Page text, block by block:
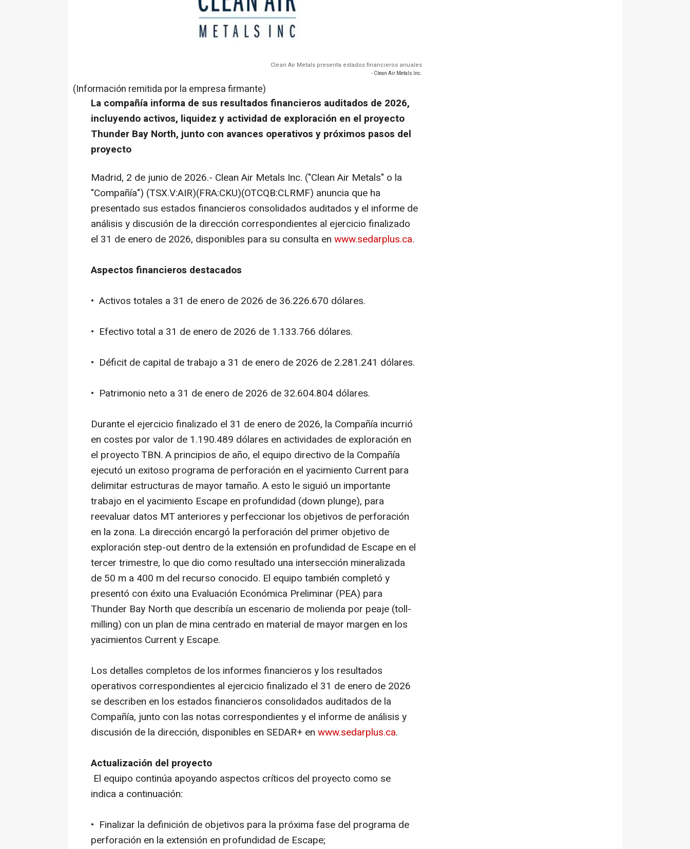
Clean Air Metals presenta estados financieros anuales
- Clean Air Metals Inc.
(Información remitida por la empresa firmante)
La compañía informa de sus resultados financieros auditados de 2026,
incluyendo activos, liquidez y actividad de exploración en el proyecto
Thunder Bay North, junto con avances operativos y próximos pasos del
proyecto
Madrid, 2 de junio de 2026.- Clean Air Metals Inc. ("Clean Air Metals" o la
"Compañía") (TSX.V:AIR)(FRA:CKU)(OTCQB:CLRMF) anuncia que ha
presentado sus estados financieros consolidados auditados y el informe de
análisis y discusión de la dirección correspondientes al ejercicio finalizado
el 31 de enero de 2026, disponibles para su consulta en www.sedarplus.ca.
Aspectos financieros destacados
• Activos totales a 31 de enero de 2026 de 36.226.670 dólares.
• Efectivo total a 31 de enero de 2026 de 1.133.766 dólares.
• Déficit de capital de trabajo a 31 de enero de 2026 de 2.281.241 dólares.
• Patrimonio neto a 31 de enero de 2026 de 32.604.804 dólares.
Durante el ejercicio finalizado el 31 de enero de 2026, la Compañía incurrió
en costes por valor de 1.190.489 dólares en actividades de exploración en
el proyecto TBN. A principios de año, el equipo directivo de la Compañía
ejecutó un exitoso programa de perforación en el yacimiento Current para
delimitar estructuras de mayor tamaño. A esto le siguió un importante
trabajo en el yacimiento Escape en profundidad (down plunge), para
reevaluar datos MT anteriores y perfeccionar los objetivos de perforación
en la zona. La dirección encargó la perforación del primer objetivo de
exploración step-out dentro de la extensión en profundidad de Escape en el
tercer trimestre, lo que dio como resultado una intersección mineralizada
de 50 m a 400 m del recurso conocido. El equipo también completó y
presentó con éxito una Evaluación Económica Preliminar (PEA) para
Thunder Bay North que describía un escenario de molienda por peaje (toll-
milling) con un plan de mina centrado en material de mayor margen en los
yacimientos Current y Escape.
Los detalles completos de los informes financieros y los resultados
operativos correspondientes al ejercicio finalizado el 31 de enero de 2026
se describen en los estados financieros consolidados auditados de la
Compañía, junto con las notas correspondientes y el informe de análisis y
discusión de la dirección, disponibles en SEDAR+ en www.sedarplus.ca.
Actualización del proyecto
El equipo continúa apoyando aspectos críticos del proyecto como se
indica a continuación:
• Finalizar la definición de objetivos para la próxima fase del programa de
perforación en la extensión en profundidad de Escape;